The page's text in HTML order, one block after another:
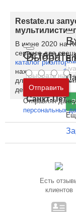
Выбрать
Москва и
Санкт-
Restate.ru
В июне 2020 на
сервиса для
каталог
находитесь, и
для
делением
Есть
клиентов
Оставить
Отправить
Отправляя
персональных